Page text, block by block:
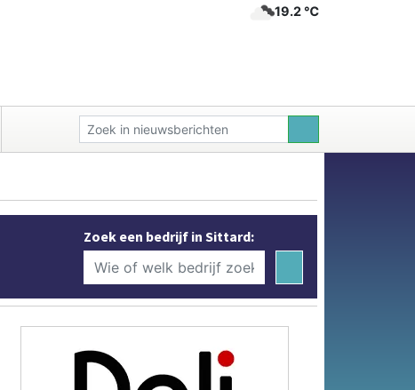
19.2 ℃
Zoek een bedrijf in Sittard: